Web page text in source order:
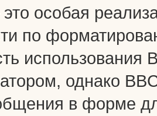
особая
по
использования
однако
в форме